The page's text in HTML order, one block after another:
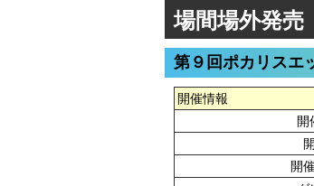
場間場外発売
第９回ポカリスエ
開催情報
開
開